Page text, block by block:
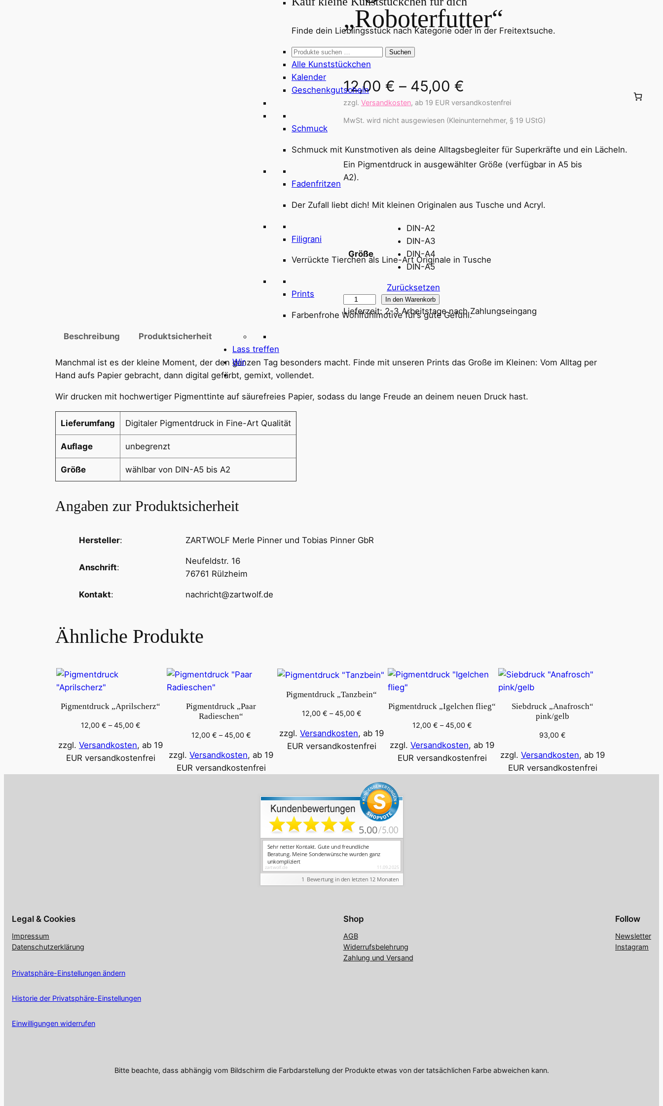
Finde dein Lieblingsstück nach Kategorie oder in der Freitextsuche.
Suchen
nach:
Suchen
Alle Kunststückchen
Kalender
Geschenkgutschein
Schmuck
Schmuck mit Kunstmotiven als deine Alltagsbegleiter für Superkräfte und ein Lächeln.
Fadenfritzen
Der Zufall liebt dich! Mit kleinen Originalen aus Tusche und Acryl.
Filigrani
Verrückte Tierchen als Line-Art Originale in Tusche
Prints
Farbenfrohe Wohlfühlmotive für’s gute Gefühl.
Lass treffen
Wir
„Roboterfutter“
12,00 € – 45,00 €
zzgl. Versandkosten, ab 19 EUR versandkostenfrei
MwSt. wird nicht ausgewiesen (Kleinunternehmer, § 19 UStG)
Ein Pigmentdruck in ausgewählter Größe (verfügbar in A5 bis
A2).
Größe
DIN-A2
DIN-A3
DIN-A4
DIN-A5
Zurücksetzen
i
n
r
r
n
e
In den Warenkorb
Lieferzeit: 2-3 Arbeitstage nach Zahlungseingang
Beschreibung Produktsicherheit
Manchmal ist es der kleine Moment, der den ganzen Tag besonders macht. Finde mit unseren Prints das Große im Kleinen: Vom Alltag per
Hand aufs Papier gebracht, dann digital gefärbt, gemixt, vollendet.
Wir drucken mit hochwertiger Pigmenttinte auf säurefreies Papier, sodass du lange Freude an deinem neuen Druck hast.
Lieferumfang Digitaler Pigmentdruck in Fine-Art Qualität
Auflage unbegrenzt
Größe wählbar von DIN-A5 bis A2
Angaben zur Produktsicherheit
Hersteller: ZARTWOLF Merle Pinner und Tobias Pinner GbR
Anschrift:
Neufeldstr. 16
76761 Rülzheim
Kontakt: nachricht@zartwolf.de
Ähnliche Produkte
Pigmentdruck „Aprilscherz“
12,00 € –45,00 €
zzgl. Versandkosten, ab 19
EUR versandkostenfrei
Pigmentdruck „Paar
Radieschen“
12,00 € –45,00 €
zzgl. Versandkosten, ab 19
EUR versandkostenfrei
Pigmentdruck „Tanzbein“
12,00 € –45,00 €
zzgl. Versandkosten, ab 19
EUR versandkostenfrei
Pigmentdruck „Igelchen flieg“
12,00 € –45,00 €
zzgl. Versandkosten, ab 19
EUR versandkostenfrei
Siebdruck „Anafrosch“
pink/gelb
93,00 €
zzgl. Versandkosten, ab 19
EUR versandkostenfrei
Legal & Cookies
Impressum
Datenschutzerklärung
Privatsphäre-Einstellungen ändern
Historie der Privatsphäre-Einstellungen
Einwilligungen widerrufen
Shop
AGB
Widerrufsbelehrung
Zahlung und Versand
Follow
Newsletter
Instagram
Bitte beachte, dass abhängig vom Bildschirm die Farbdarstellung der Produkte etwas von der tatsächlichen Farbe abweichen kann.